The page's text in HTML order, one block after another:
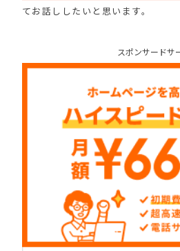
てお話ししたいと思います。
スポンサードサ